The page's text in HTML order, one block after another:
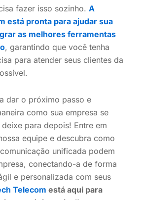
fazer isso sozinho. A
está pronta para ajudar sua
as melhores ferramentas
, garantindo que você tenha
para atender seus clientes da
dar o próximo passo e
como sua empresa se
deixe para depois! Entre em
equipe e descubra como
unificada podem
conectando-a de forma
e personalizada com seus
Telecom está aqui para